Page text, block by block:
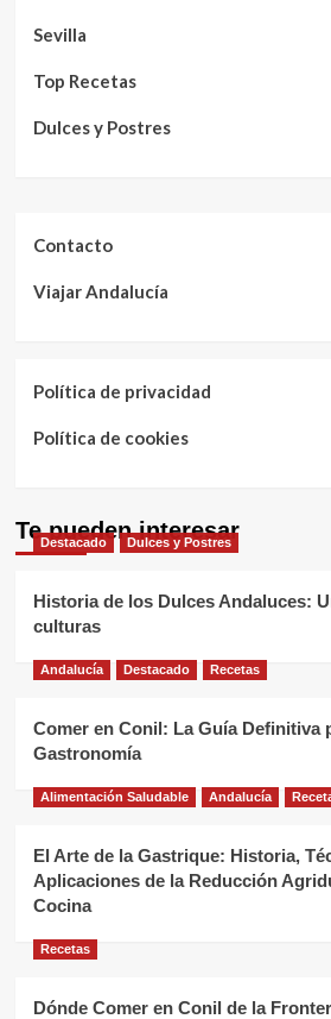
Sevilla
Top Recetas
Dulces y Postres
Contacto
Viajar Andalucía
Política de privacidad
Política de cookies
Te pueden interesar
Destacado Dulces y Postres
Historia de los Dulces Andaluces:
culturas
Andalucía Destacado Recetas
Comer en Conil: La Guía Definitiva
Gastronomía
Alimentación Saludable Andalucía
El Arte de la Gastrique: Historia,
Aplicaciones de la Reducción
Cocina
Recetas
Dónde Comer en Conil de la